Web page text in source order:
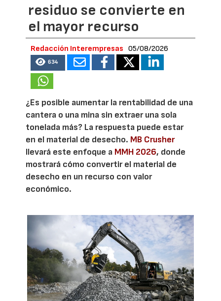
residuo se convierte en
el mayor recurso
Redacción Interempresas 05/08/2026
634
¿Es posible aumentar la rentabilidad de una
cantera o una mina sin extraer una sola
tonelada más? La respuesta puede estar
en el material de desecho. MB Crusher
llevará este enfoque a MMH 2026, donde
mostrará cómo convertir el material de
desecho en un recurso con valor
económico.